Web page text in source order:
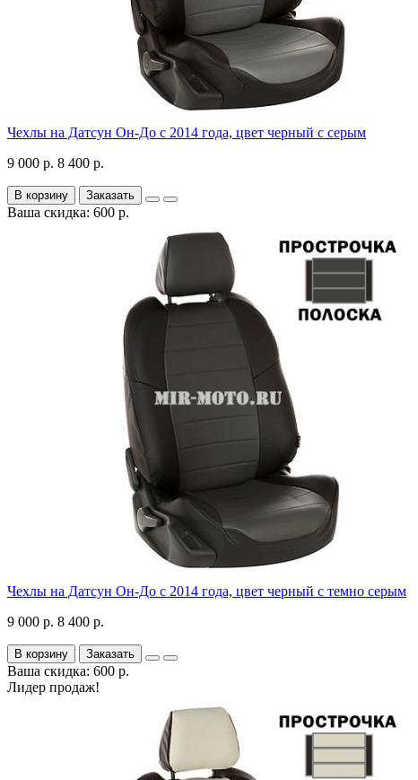
Чехлы на Датсун Он-До с 2014 года, цвет черный с серым
9 000 р. 8 400 р.
В корзину Заказать
Ваша скидка: 600 р.
Чехлы на Датсун Он-До с 2014 года, цвет черный с темно серым
9 000 р. 8 400 р.
В корзину Заказать
Ваша скидка: 600 р.
Лидер продаж!